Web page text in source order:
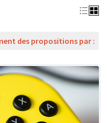
des propositions par :